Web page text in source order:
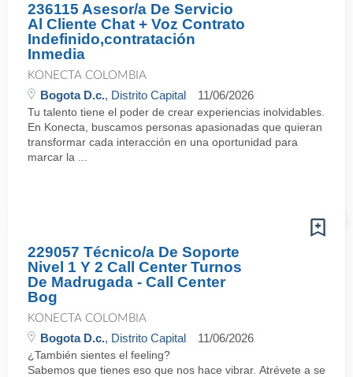
236115 Asesor/a De Servicio
Al Cliente Chat + Voz Contrato
Indefinido,contratación
Inmedia
KONECTA COLOMBIA
Bogota D.c., Distrito Capital 11/06/2026
Tu talento tiene el poder de crear experiencias inolvidables.
En Konecta, buscamos personas apasionadas que quieran
transformar cada interacción en una oportunidad para
marcar la ...
229057 Técnico/a De Soporte
Nivel 1 Y 2 Call Center Turnos
De Madrugada - Call Center
Bog
KONECTA COLOMBIA
Bogota D.c., Distrito Capital 11/06/2026
¿También sientes el feeling?
Sabemos que tienes eso que nos hace vibrar. Atrévete a ser